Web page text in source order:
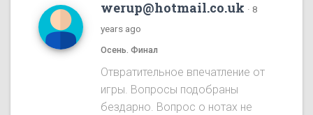
werup@hotmail.co.uk · 8
years ago
Осень. Финал
Отвратительное впечатление от
игры. Вопросы подобраны
бездарно. Вопрос о нотах не